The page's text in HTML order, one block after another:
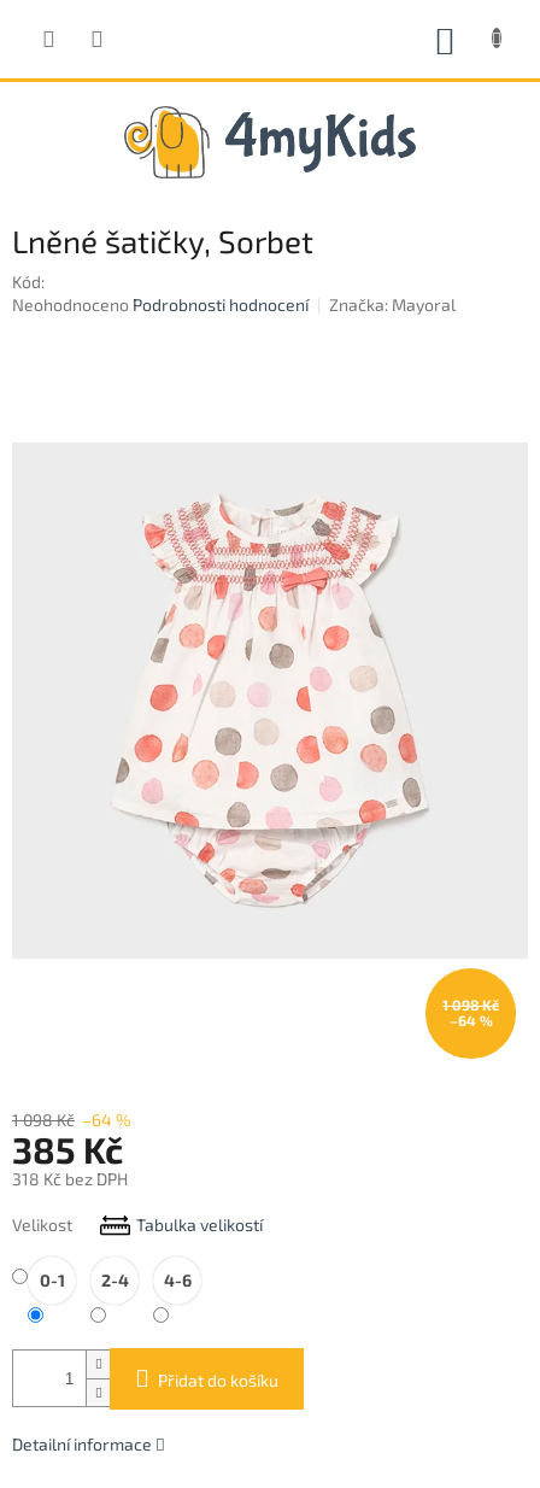
Lněné šatičky, Sorbet
Kód:
Průměrné
Neohodnoceno Podrobnosti hodnocení Značka: Mayoral
1 098 Kč
–64 %
1 098 Kč –64 %
385 Kč
318 Kč bez DPH
cena:
Velikost Tabulka velikostí
0-1 2-4 4-6
Přidat do košíku
Detailní informace